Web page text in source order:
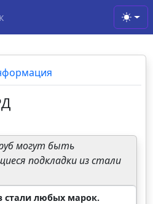
могут быть
подкладки из стали
стали любых марок.